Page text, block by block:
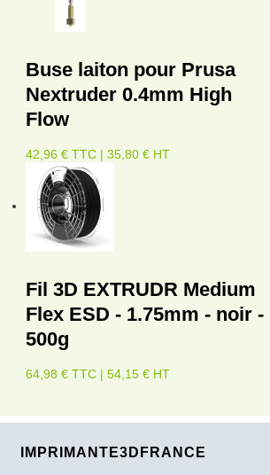
Buse laiton pour Prusa
Nextruder 0.4mm High
Flow
42,96 € TTC | 35,80 € HT
Fil 3D EXTRUDR Medium
Flex ESD - 1.75mm - noir -
500g
64,98 € TTC | 54,15 € HT
IMPRIMANTE3DFRANCE